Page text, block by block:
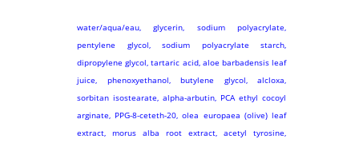
water/aqua/eau, glycerin, sodium polyacrylate,
pentylene glycol, sodium polyacrylate starch,
dipropylene glycol, tartaric acid, aloe barbadensis leaf
juice, phenoxyethanol, butylene glycol, alcloxa,
sorbitan isostearate, alpha-arbutin, PCA ethyl cocoyl
arginate, PPG-8-ceteth-20, olea europaea (olive) leaf
extract, morus alba root extract, acetyl tyrosine,